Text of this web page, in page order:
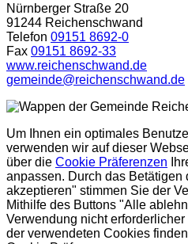
Nürnberger Straße 20
91244 Reichenschwand
Telefon 09151 8692-0
Fax 09151 8692-33
www.reichenschwand.de
gemeinde@reichenschwand.de
Um Ihnen ein optimales
verwenden wir auf dieser
über die Cookie Präferenzen
anpassen. Durch das Betätigen
akzeptieren" stimmen Sie der
Mithilfe des Buttons "Alle
Verwendung nicht
der verwendeten Cookies